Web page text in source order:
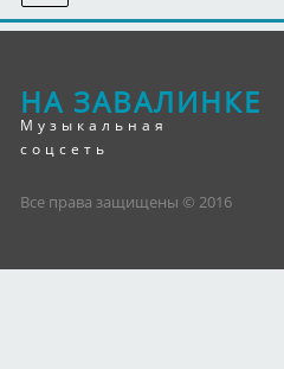
НА ЗАВАЛИНКЕ
Музыкальная
соцсеть
Все права защищены © 2016